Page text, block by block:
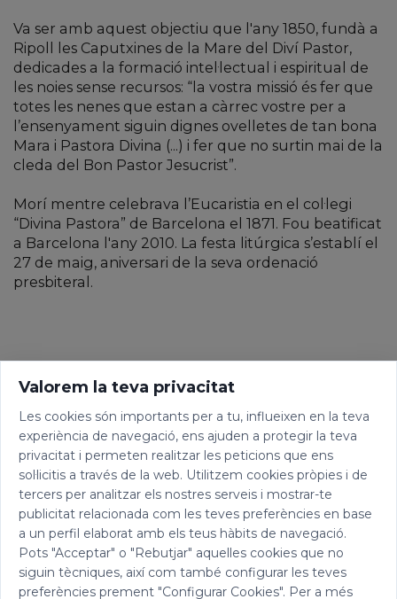
Va ser amb aquest objectiu que l'any 1850, fundà a
Ripoll les Caputxines de la Mare del Diví Pastor,
dedicades a la formació intel·lectual i espiritual de
les noies sense recursos: “la vostra missió és fer que
totes les nenes que estan a càrrec vostre per a
l’ensenyament siguin dignes ovelletes de tan bona
Mara i Pastora Divina (...) i fer que no surtin mai de la
cleda del Bon Pastor Jesucrist”.
Morí mentre celebrava l’Eucaristia en el col·legi
“Divina Pastora” de Barcelona el 1871. Fou beatificat
a Barcelona l'any 2010. La festa litúrgica s’establí el
27 de maig, aniversari de la seva ordenació
presbiteral.
Valorem la teva privacitat
Les cookies són importants per a tu, influeixen en la teva
experiència de navegació, ens ajuden a protegir la teva
privacitat i permeten realitzar les peticions que ens
sol·licitis a través de la web. Utilitzem cookies pròpies i de
tercers per analitzar els nostres serveis i mostrar-te
publicitat relacionada com les teves preferències en base
a un perfil elaborat amb els teus hàbits de navegació.
Pots "Acceptar" o "Rebutjar" aquelles cookies que no
siguin tècniques, així com també configurar les teves
preferències prement "Configurar Cookies". Per a més